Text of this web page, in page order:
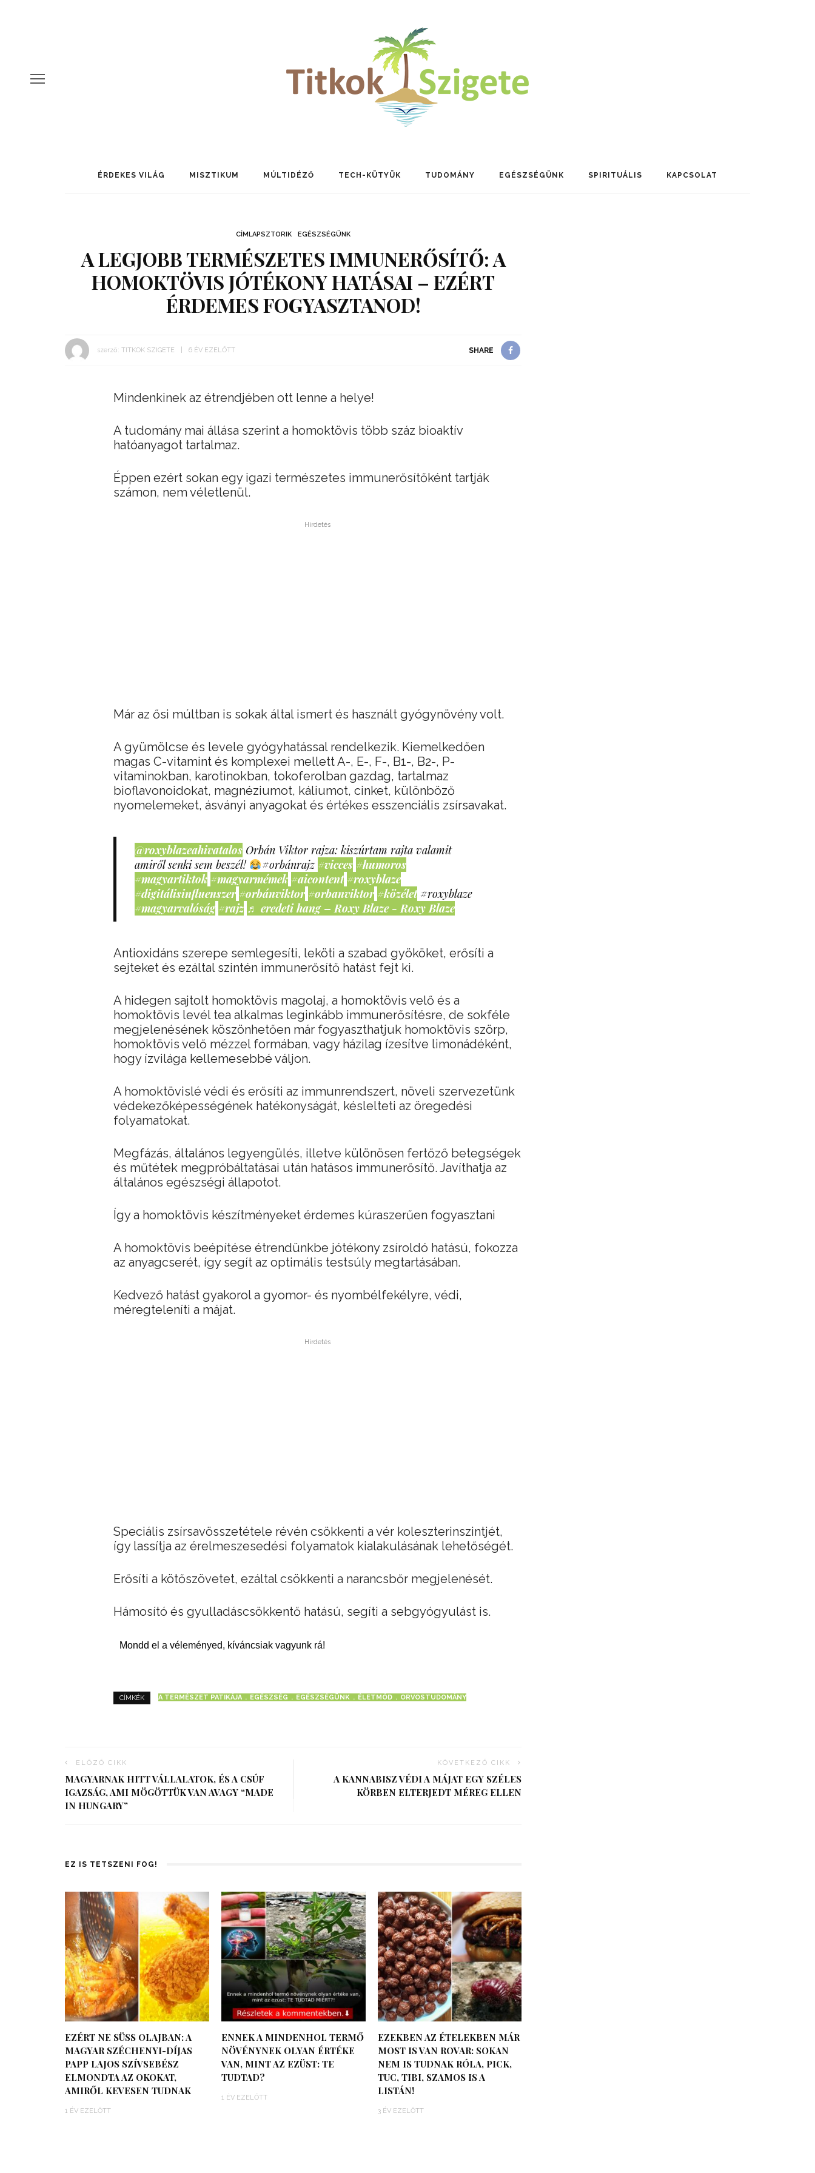
ÉRDEKES VILÁG MISZTIKUM MÚLTIDÉZŐ TECH-KÜTYÜK TUDOMÁNY EGÉSZSÉGÜNK SPIRITUÁLIS KAPCSOLAT
CÍMLAPSZTORIK EGÉSZSÉGÜNK
A LEGJOBB TERMÉSZETES IMMUNERŐSÍTŐ: A
HOMOKTÖVIS JÓTÉKONY HATÁSAI – EZÉRT
ÉRDEMES FOGYASZTANOD!
szerző: TITKOK SZIGETE 6 ÉV EZELŐTT SHARE
Mindenkinek az étrendjében ott lenne a helye!
A tudomány mai állása szerint a homoktövis több száz bioaktív
hatóanyagot tartalmaz.
Éppen ezért sokan egy igazi természetes immunerősítőként tartják
számon, nem véletlenül.
Hirdetés
Már az ősi múltban is sokak által ismert és használt gyógynövény volt.
A gyümölcse és levele gyógyhatással rendelkezik. Kiemelkedően
magas C-vitamint és komplexei mellett A-, E-, F-, B1-, B2-, P-
vitaminokban, karotinokban, tokoferolban gazdag, tartalmaz
bioflavonoidokat, magnéziumot, káliumot, cinket, különböző
nyomelemeket, ásványi anyagokat és értékes esszenciális zsírsavakat.
@roxyblazeahivatalos Orbán Viktor rajza: kiszúrtam rajta valamit
amiről senki sem beszél!
#orbánrajz #vicces #humoros
#magyartiktok #magyarmémek #aicontent #roxyblaze
#digitálisinfluenszer #orbánviktor #orbanviktor #közélet #roxyblaze
#magyarvalóság #rajz ♬ eredeti hang – Roxy Blaze - Roxy Blaze
Antioxidáns szerepe semlegesíti, leköti a szabad gyököket, erősíti a
sejteket és ezáltal szintén immunerősítő hatást fejt ki.
A hidegen sajtolt homoktövis magolaj, a homoktövis velő és a
homoktövis levél tea alkalmas leginkább immunerősítésre, de sokféle
megjelenésének köszönhetően már fogyaszthatjuk homoktövis szörp,
homoktövis velő mézzel formában, vagy házilag ízesítve limonádéként,
hogy ízvilága kellemesebbé váljon.
A homoktövislé védi és erősíti az immunrendszert, növeli szervezetünk
védekezőképességének hatékonyságát, késlelteti az öregedési
folyamatokat.
Megfázás, általános legyengülés, illetve különösen fertőző betegségek
és műtétek megpróbáltatásai után hatásos immunerősítő. Javíthatja az
általános egészségi állapotot.
Így a homoktövis készítményeket érdemes kúraszerűen fogyasztani
A homoktövis beépítése étrendünkbe jótékony zsíroldó hatású, fokozza
az anyagcserét, így segít az optimális testsúly megtartásában.
Kedvező hatást gyakorol a gyomor- és nyombélfekélyre, védi,
méregteleníti a májat.
Hirdetés
Speciális zsírsavösszetétele révén csökkenti a vér koleszterinszintjét,
így lassítja az érelmeszesedési folyamatok kialakulásának lehetőségét.
Erősíti a kötőszövetet, ezáltal csökkenti a narancsbőr megjelenését.
Hámosító és gyulladáscsökkentő hatású, segíti a sebgyógyulást is.
Mondd el a véleményed, kíváncsiak vagyunk rá!
CÍMKÉK A TERMÉSZET PATIKÁJA EGÉSZSÉG EGÉSZSÉGÜNK ÉLETMÓD ORVOSTUDOMÁNY
ELŐZŐ CIKK
MAGYARNAK HITT VÁLLALATOK, ÉS A CSÚF
IGAZSÁG, AMI MÖGÖTTÜK VAN AVAGY “MADE
IN HUNGARY”
KÖVETKEZŐ CIKK
A KANNABISZ VÉDI A MÁJAT EGY SZÉLES
KÖRBEN ELTERJEDT MÉREG ELLEN
EZ IS TETSZENI FOG!
EZÉRT NE SÜSS OLAJBAN: A
MAGYAR SZÉCHENYI-DÍJAS
PAPP LAJOS SZÍVSEBÉSZ
ELMONDTA AZ OKOKAT,
AMIRŐL KEVESEN TUDNAK
1 ÉV EZELŐTT
ENNEK A MINDENHOL TERMŐ
NÖVÉNYNEK OLYAN ÉRTÉKE
VAN, MINT AZ EZÜST: TE
TUDTAD?
1 ÉV EZELŐTT
EZEKBEN AZ ÉTELEKBEN MÁR
MOST IS VAN ROVAR: SOKAN
NEM IS TUDNAK RÓLA, PICK,
TUC, TIBI, SZAMOS IS A
LISTÁN!
3 ÉV EZELŐTT